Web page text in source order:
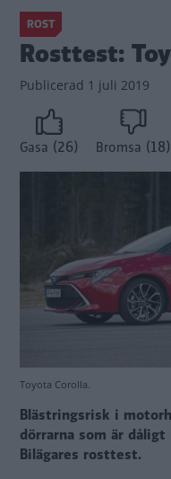
ROST
Rosttest:
Publicerad 1 juli 2019
Gasa (26) Bromsa (18)
Toyota Corolla.
Blästringsrisk i
dörrarna som är
Bilägares rosttest.